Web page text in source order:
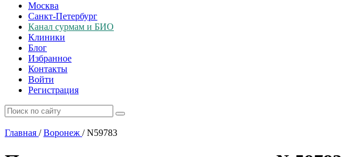
Москва
Санкт-Петербург
Канал сурмам и БИО
Клиники
Блог
Избранное
Контакты
Войти
Регистрация
Главная / Воронеж /N59783